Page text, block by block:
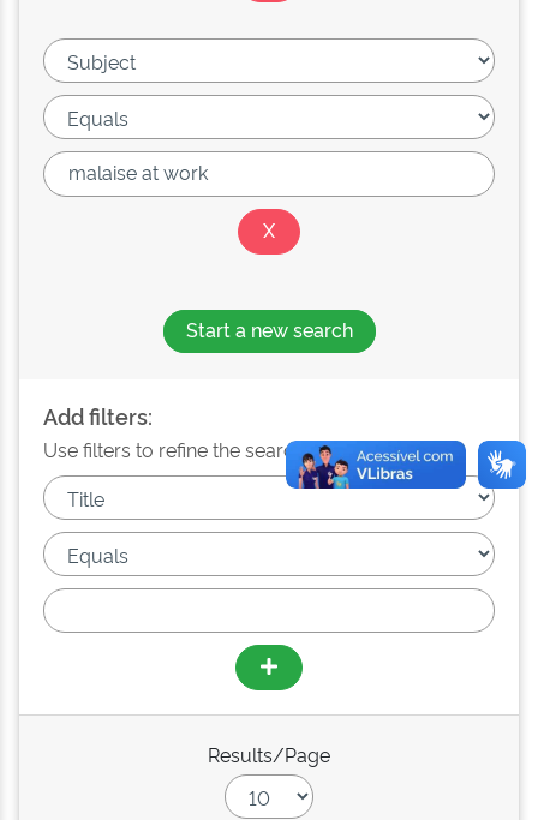
Start a new search
Add filters:
Use filters to refine the search results.
Results/Page